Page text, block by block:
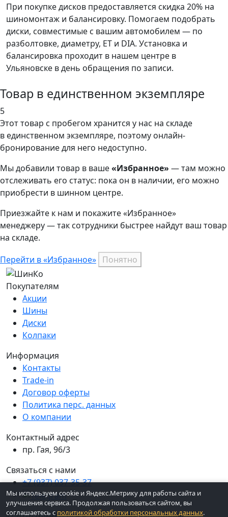
При покупке дисков предоставляется скидка 20% на
шиномонтаж и балансировку. Помогаем подобрать
диски, совместимые с вашим автомобилем — по
разболтовке, диаметру, ET и DIA. Установка и
балансировка проходит в нашем центре в
Ульяновске в день обращения по записи.
Товар в единственном экземпляре
5
Этот товар с пробегом хранится у нас на складе
в единственном экземпляре, поэтому онлайн-
бронирование для него недоступно.
Мы добавили товар в ваше«Избранное» — там можно
отслеживать его статус: пока он в наличии, его можно
приобрести в шинном центре.
Приезжайте к нам и покажите «Избранное»
менеджеру — так сотрудники быстрее найдут ваш товар
на складе.
Перейти в «Избранное» Понятно
Покупателям
Акции
Шины
Диски
Колпаки
Информация
Контакты
Trade-in
Договор оферты
Политика перс. данных
О компании
Контактный адрес
пр. Гая, 96/3
Связаться с нами
+7 (937) 037-35-37
Мы используем cookie и Яндекс.Метрику для работы сайта и
улучшения сервиса. Продолжая пользоваться сайтом, вы
соглашаетесь с политикой обработки персональных данных.